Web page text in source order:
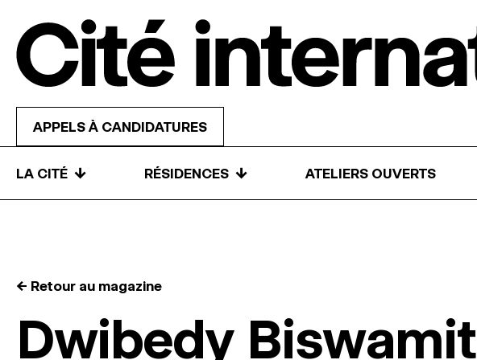
APPELS À CANDIDATURES
LA CITÉ ↓ RÉSIDENCES ↓ ATELIERS OUVERTS
← Retour au magazine
Dwibedy Biswamit